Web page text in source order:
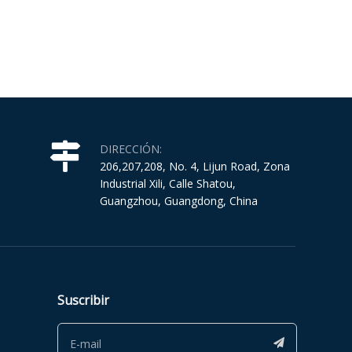
DIRECCIÓN:
206,207,208, No. 4, Lijun Road, Zona
Industrial Xili, Calle Shatou,
Guangzhou, Guangdong, China
Suscribir